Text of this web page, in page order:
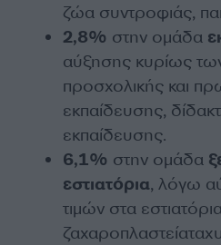
ζώα συντροφιάς,
2,8% στην ομάδα
αύξησης κυρίως
προσχολικής και
εκπαίδευσης,
εκπαίδευσης.
6,1% στην ομάδα
εστιατόρια, λόγω
τιμών στα